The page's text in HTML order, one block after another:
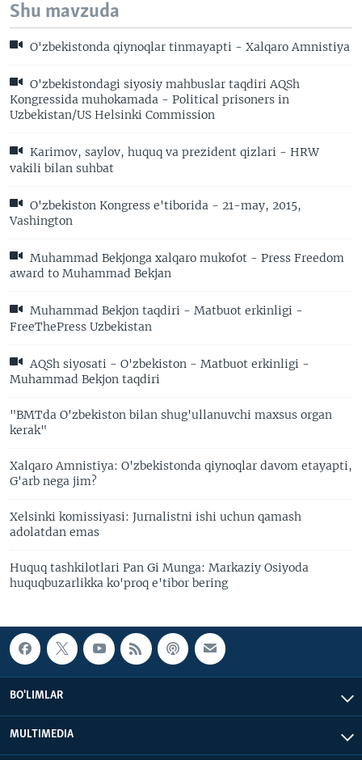
Shu mavzuda
O'zbekistonda qiynoqlar tinmayapti - Xalqaro Amnistiya
O'zbekistondagi siyosiy mahbuslar taqdiri AQSh
Kongressida muhokamada - Political prisoners in
Uzbekistan/US Helsinki Commission
Karimov, saylov, huquq va prezident qizlari - HRW
vakili bilan suhbat
O'zbekiston Kongress e'tiborida - 21-may, 2015,
Vashington
Muhammad Bekjonga xalqaro mukofot - Press Freedom
award to Muhammad Bekjan
Muhammad Bekjon taqdiri - Matbuot erkinligi -
FreeThePress Uzbekistan
AQSh siyosati - O'zbekiston - Matbuot erkinligi -
Muhammad Bekjon taqdiri
"BMTda O'zbekiston bilan shug'ullanuvchi maxsus organ
kerak"
Xalqaro Amnistiya: O'zbekistonda qiynoqlar davom etayapti,
G'arb nega jim?
Xelsinki komissiyasi: Jurnalistni ishi uchun qamash
adolatdan emas
Huquq tashkilotlari Pan Gi Munga: Markaziy Osiyoda
huquqbuzarlikka ko'proq e'tibor bering
BO'LIMLAR
MULTIMEDIA